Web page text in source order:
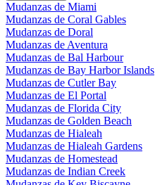
Mudanzas de Miami
Mudanzas de Coral Gables
Mudanzas de Doral
Mudanzas de Aventura
Mudanzas de Bal Harbour
Mudanzas de Bay Harbor Islands
Mudanzas de Cutler Bay
Mudanzas de El Portal
Mudanzas de Florida City
Mudanzas de Golden Beach
Mudanzas de Hialeah
Mudanzas de Hialeah Gardens
Mudanzas de Homestead
Mudanzas de Indian Creek